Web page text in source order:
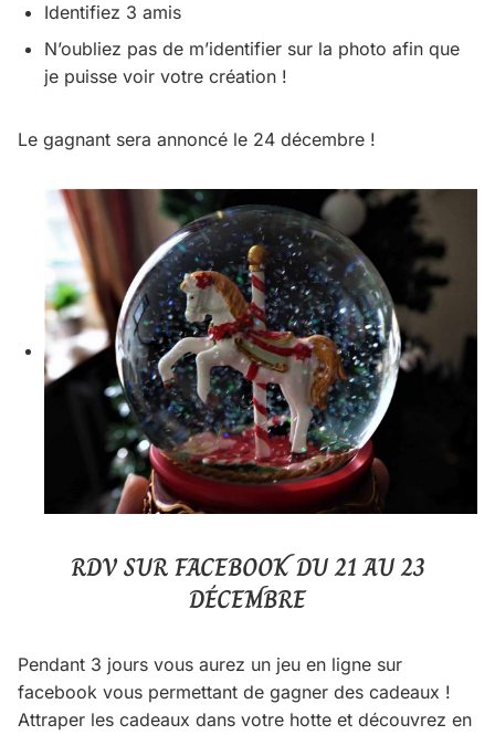
Identifiez 3 amis
N’oubliez pas de m’identifier sur la photo afin que
je puisse voir votre création !
Le gagnant sera annoncé le 24 décembre !
RDV SUR FACEBOOK DU 21 AU 23
DÉCEMBRE
Pendant 3 jours vous aurez un jeu en ligne sur
facebook vous permettant de gagner des cadeaux !
Attraper les cadeaux dans votre hotte et découvrez en